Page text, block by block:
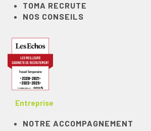
TOMA RECRUTE
NOS CONSEILS
Entreprise
NOTRE ACCOMPAGNEMENT